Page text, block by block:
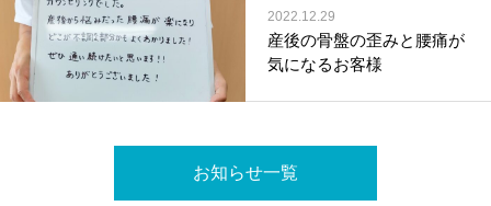
2022.12.29
産後の骨盤の歪みと腰痛が
気になるお客様
お知らせ一覧